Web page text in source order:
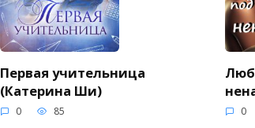
Первая учительница
(Катерина Ши)
0 85 0